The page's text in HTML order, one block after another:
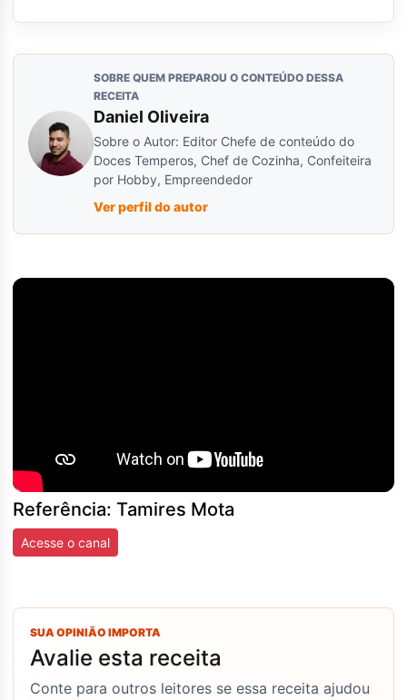
SOBRE QUEM PREPAROU O CONTEÚDO DESSA
RECEITA
Daniel Oliveira
Sobre o Autor: Editor Chefe de conteúdo do
Doces Temperos, Chef de Cozinha, Confeiteira
por Hobby, Empreendedor
Ver perfil do autor
Referência: Tamires Mota
Acesse o canal
SUA OPINIÃO IMPORTA
Avalie esta receita
Conte para outros leitores se essa receita ajudou